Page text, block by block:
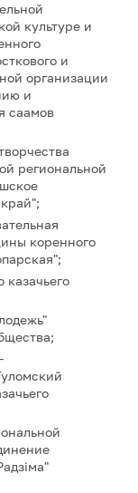
культуре и
и
организации
и
саамов
региональной
коренного
казачьего